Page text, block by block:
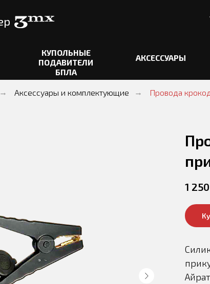
ПОДАВИТЕЛИ
БПЛА
+7 812
→ Аксессуары и комплектующие → Провода
1 250